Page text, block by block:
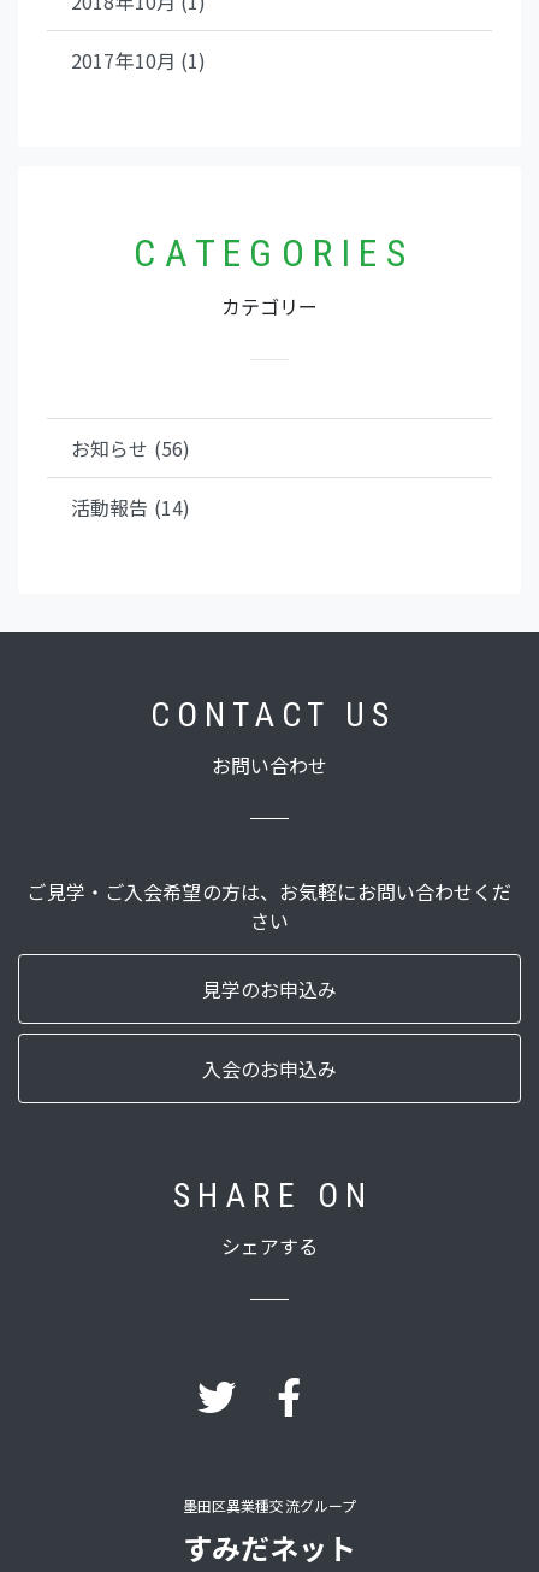
2017年10月 (1)
C A T E G O R I E S
カテゴリー
お知らせ (56)
活動報告 (14)
C O N T A C T U S
お問い合わせ
ご見学・ご入会希望の方は、お気軽にお問い合わせくだ
さい
見学のお申込み
入会のお申込み
S H A R E O N
シェアする
墨田区異業種交流グループ
すみだネット